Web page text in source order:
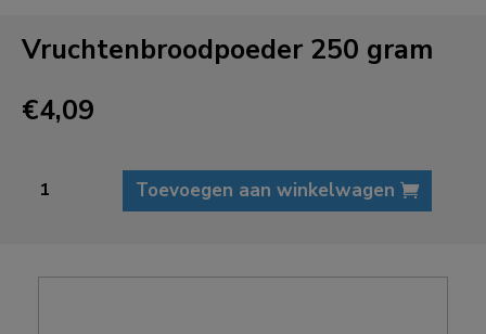
Vruchtenbroodpoeder 250 gram
€4,09
Vruchtenbroodpoeder
250
Toevoegen aan winkelwagen